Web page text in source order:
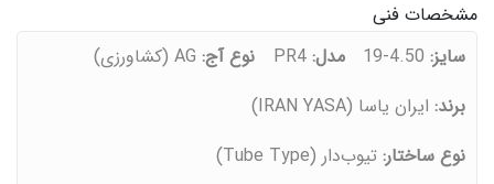
مشخصات فنی
سایز:
مدل: PR4 نوع آج:AG (کشاورزی)
برند: ایران یاسا (IRAN YASA)
نوع ساختار: تیوب‌دار (Tube Type)